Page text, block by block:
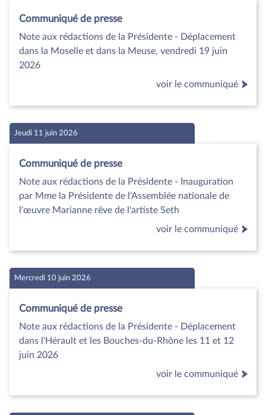
Communiqué de presse
Note aux rédactions de la Présidente - Déplacement
dans la Moselle et dans la Meuse, vendredi 19 juin
2026
voir le communiqué
Jeudi 11 juin 2026
Communiqué de presse
Note aux rédactions de la Présidente - Inauguration
par Mme la Présidente de l'Assemblée nationale de
l'œuvre Marianne rêve de l'artiste Seth
voir le communiqué
Mercredi 10 juin 2026
Communiqué de presse
Note aux rédactions de la Présidente - Déplacement
dans l'Hérault et les Bouches-du-Rhône les 11 et 12
juin 2026
voir le communiqué